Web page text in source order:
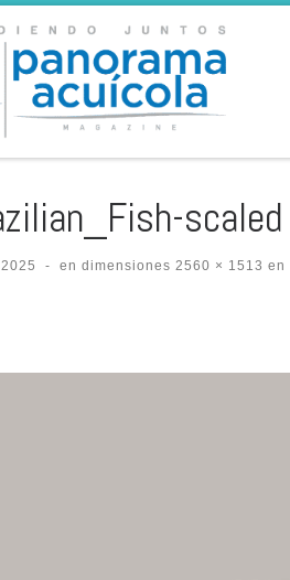
scaled
- en dimensiones 2560 × 1513 en